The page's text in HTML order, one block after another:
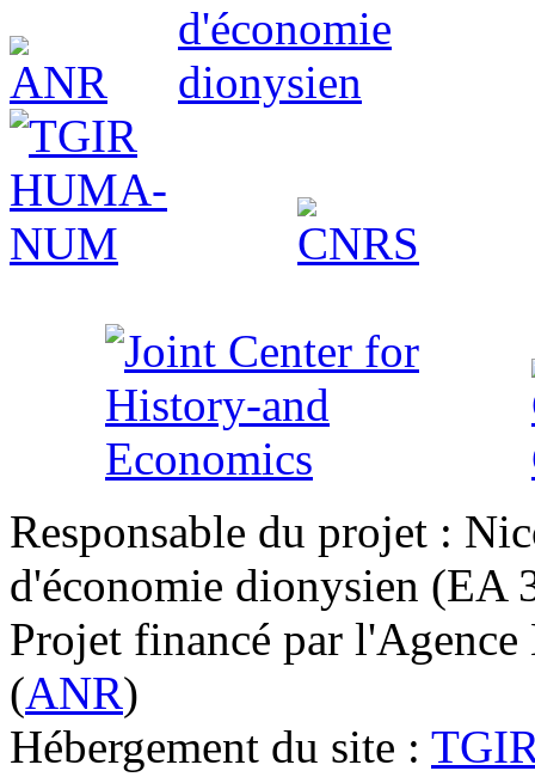
Responsable du projet :
d'économie dionysien
Projet financé par l'Agence
(ANR)
Hébergement du site :